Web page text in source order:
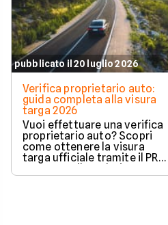
pubblicato il 20 luglio 2026
Verifica proprietario auto:
guida completa alla visura
targa 2026
Vuoi effettuare una verifica
proprietario auto? Scopri
come ottenere la visura
targa ufficiale tramite il PRA
vincoli in totale sicurezza.